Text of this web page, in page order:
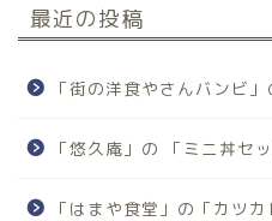
最近の投稿
「街の洋食やさんバンビ」
「悠久庵」の 「ミニ丼セ
「はまや食堂」の「カツカ